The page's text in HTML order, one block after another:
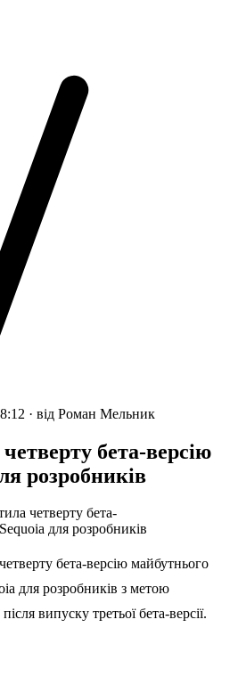
· від Роман Мельник
бета-версію
розробників
бета-версію майбутнього
для розробників з метою
випуску третьої бета-версії.